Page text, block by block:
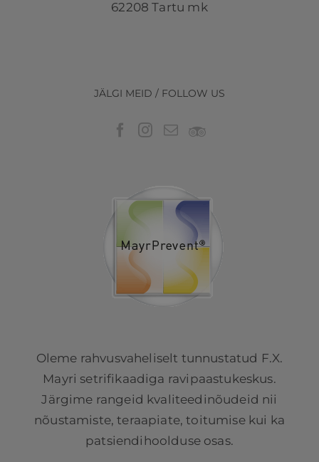
62208 Tartu mk
JÄLGI MEID / FOLLOW US
Oleme rahvusvaheliselt tunnustatud F.X.
Mayri setrifikaadiga ravipaastukeskus.
Järgime rangeid kvaliteedinõudeid nii
nõustamiste, teraapiate, toitumise kui ka
patsiendihoolduse osas.